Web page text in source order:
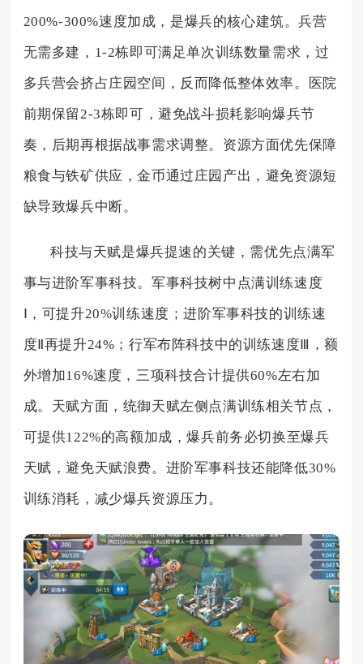
200%-300%速度加成，是爆兵的核心建筑。兵营
无需多建，1-2栋即可满足单次训练数量需求，过
多兵营会挤占庄园空间，反而降低整体效率。医院
前期保留2-3栋即可，避免战斗损耗影响爆兵节
奏，后期再根据战事需求调整。资源方面优先保障
粮食与铁矿供应，金币通过庄园产出，避免资源短
缺导致爆兵中断。
科技与天赋是爆兵提速的关键，需优先点满军
事与进阶军事科技。军事科技树中点满训练速度
Ⅰ，可提升20%训练速度；进阶军事科技的训练速
度Ⅱ再提升24%；行军布阵科技中的训练速度Ⅲ，额
外增加16%速度，三项科技合计提供60%左右加
成。天赋方面，统御天赋左侧点满训练相关节点，
可提供122%的高额加成，爆兵前务必切换至爆兵
天赋，避免天赋浪费。进阶军事科技还能降低30%
训练消耗，减少爆兵资源压力。